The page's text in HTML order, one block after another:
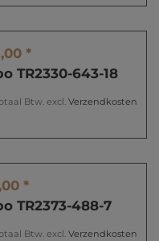
*
TR2330-643-18
Btw. excl. Verzendkosten
*
TR2373-488-7
Btw. excl. Verzendkosten